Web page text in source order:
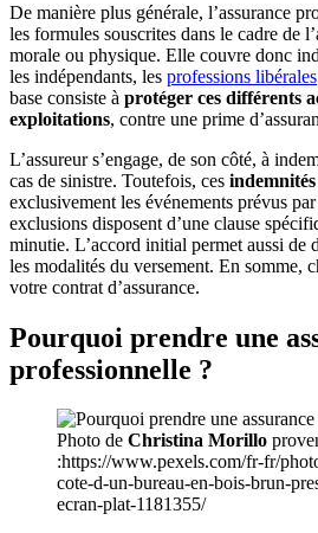
De manière plus générale, l’assurance
les formules souscrites dans le cadre de
morale ou physique. Elle couvre donc
les indépendants, les professions libérales
base consiste à protéger ces différents
exploitations, contre une prime
L’assureur s’engage, de son côté, à
cas de sinistre. Toutefois, ces indemnités
exclusivement les événements prévus
exclusions disposent d’une clause
minutie. L’accord initial permet aussi de
les modalités du versement. En somme,
votre contrat d’assurance.
Pourquoi prendre une
professionnelle ?
Photo de Christina Morillo
:https://www.pexels.com/fr-fr/
cote-d-un-bureau-en-bois-brun-
ecran-plat-1181355/